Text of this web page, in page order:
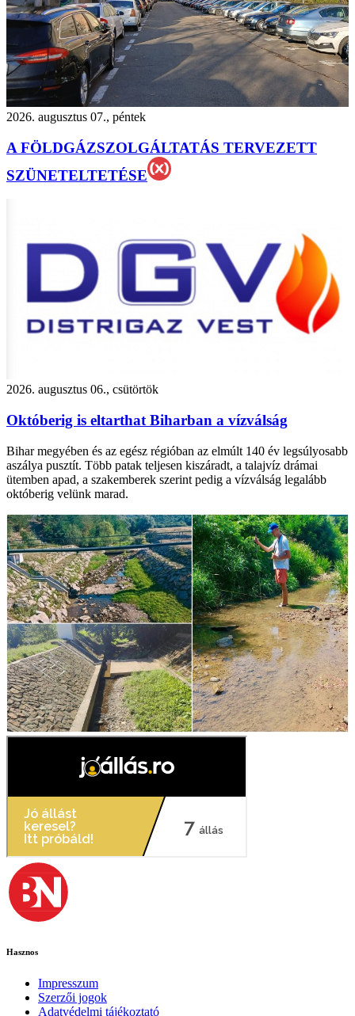
2026. augusztus 07., péntek
A FÖLDGÁZSZOLGÁLTATÁS TERVEZETT
SZÜNETELTETÉSE
2026. augusztus 06., csütörtök
Októberig is eltarthat Biharban a vízválság
Bihar megyében és az egész régióban az elmúlt 140 év legsúlyosabb
aszálya pusztít. Több patak teljesen kiszáradt, a talajvíz drámai
ütemben apad, a szakemberek szerint pedig a vízválság legalább
októberig velünk marad.
Hasznos
Impresszum
Szerzői jogok
Adatvédelmi tájékoztató